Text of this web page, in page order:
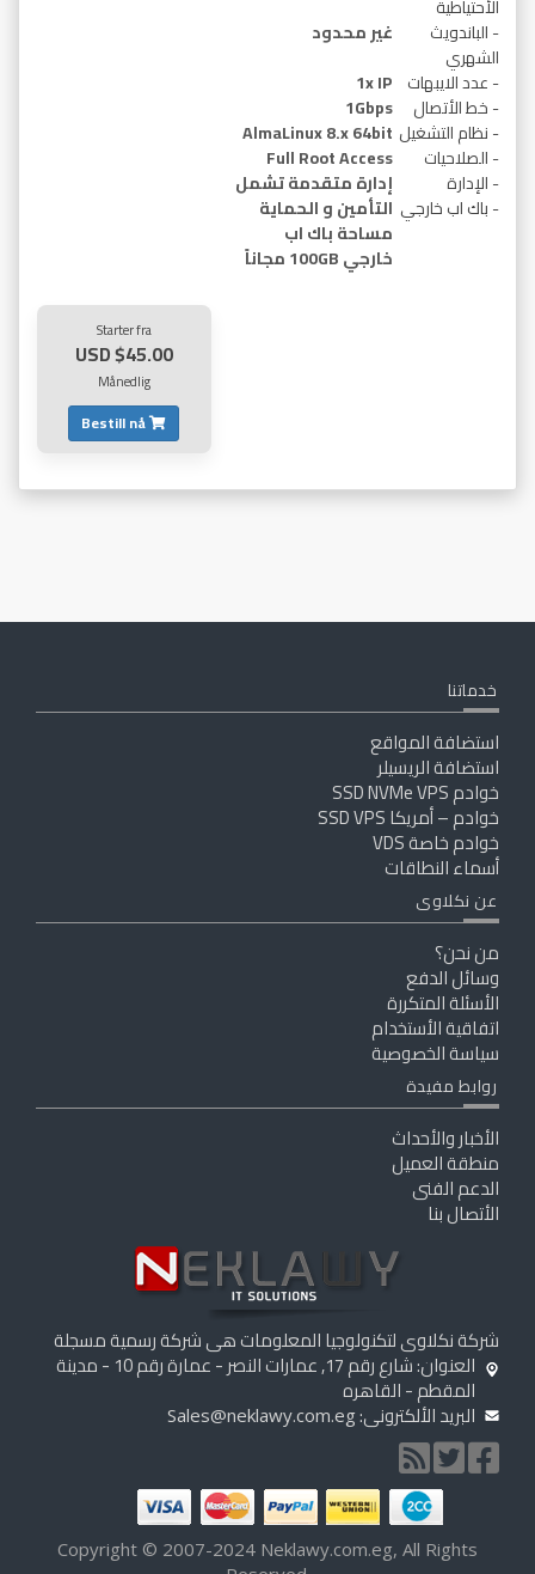
الأحتياطية
غير محدود
- الباندويث
الشهري
1x IP - عدد الايبهات
1Gbps
- خط الأتصال
AlmaLinux 8.x 64bit - نظام التشغيل
Full Root Access
- الصلاحيات
إدارة متقدمة تشمل
التأمين و الحماية
- الإدارة
مساحة باك اب
خارجي 100GB مجاناً
- باك اب خارجي
Starter fra
$45.00 USD
Månedlig
Bestill nå
خدماتنا
استضافة المواقع
استضافة الريسيلر
خوادم SSD NVMe VPS
خوادم – أمريكا SSD VPS
خوادم خاصة VDS
أسماء النطاقات
عن نكلاوى
من نحن؟
وسائل الدفع
الأسئلة المتكررة
اتفاقية الأستخدام
سياسة الخصوصية
روابط مفيدة
الأخبار والأحداث
منطقة العميل
الدعم الفنى
الأتصال بنا
شركة نكلاوى لتكنولوجيا المعلومات هى شركة رسمية مسجلة
العنوان: شارع رقم 17, عمارات النصر - عمارة رقم 10 - مدينة
المقطم - القاهره
البريد الألكترونى: Sales@neklawy.com.eg
Copyright © 2007-2024 Neklawy.com.eg, All Rights